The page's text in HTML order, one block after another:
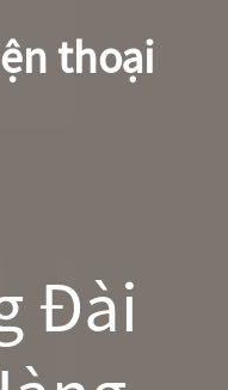
thoại
Đài